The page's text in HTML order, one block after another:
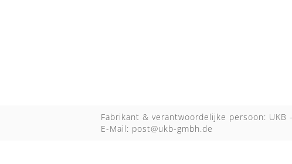
Fabrikant & verantwoordelijke persoon:
E-Mail: post@ukb-gmbh.de